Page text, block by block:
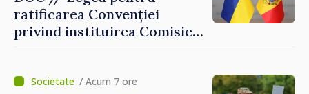
ratificarea Convenției
privind instituirea Comisiei
Monitorul Oficial
/ Acum 7 ore